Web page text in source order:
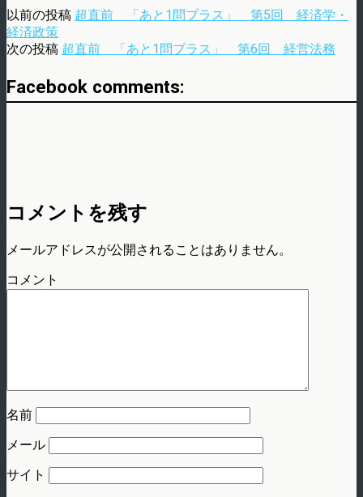
以前の投稿 超直前 「あと1問プラス」 第5回 経済学・
経済政策
次の投稿 超直前 「あと1問プラス」 第6回 経営法務
Facebook comments:
コメントを残す
メールアドレスが公開されることはありません。
コメント
名前
メール
サイト